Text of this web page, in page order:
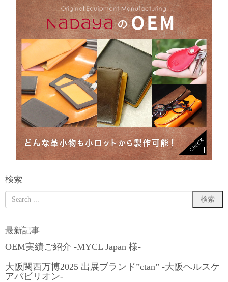
検索
最新記事
OEM実績ご紹介 -MYCL Japan 様-
大阪関西万博2025 出展ブランド”ctan” -大阪ヘルスケ
アパビリオン-